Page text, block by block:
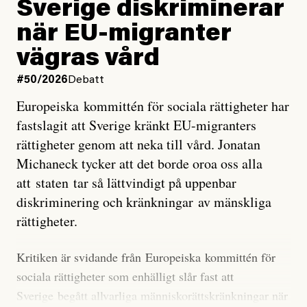
väderfenomen som uppstår när havsvattnet i delar av
Stilla havet blir ovanligt varmt. Det påverkar vädret
över stora delar av världen och under
forskare allt oftare varnat för att den här El Niñon
Det verkar vara en underdrift, menar nu Zeke
Hausfather.
”Det ser ut som att årets El Niño inte bara med stor
sannolikhet kommer att bli den starkaste sedan
tillförlitliga mätningar inleddes – den kan till och med
marginal”, skriver han.
Styrkan i El Niño går att förutspå genom att mäta
Sverige diskriminerar
när EU-migranter
vägras vård
#50/2026 Debatt
Europeiska kommittén för sociala rättigheter har
fastslagit att Sverige kränkt EU-migranters
rättigheter genom att neka till vård. Jonatan
Michaneck tycker att det borde oroa oss alla
att staten tar så lättvindigt på uppenbar
diskriminering och kränkningar av mänskliga
rättigheter.
Kritiken är svidande från Europeiska kommittén för
sociala rättigheter som enhälligt slår fast att
Sverige begått allvarliga människorättskränkningar när